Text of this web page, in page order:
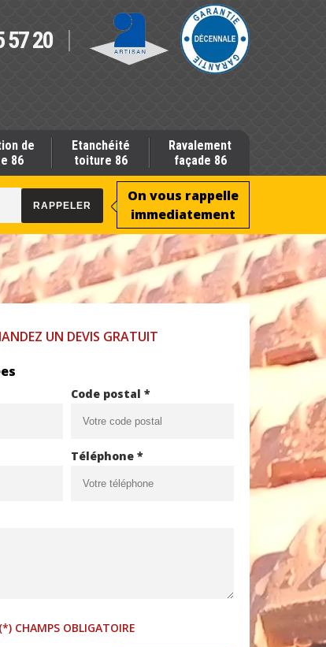
57 20
de
86
Etanchéité
toiture 86
Ravalement
façade 86
On vous rappelle
immediatement
UN DEVIS GRATUIT
Code postal *
Téléphone *
(*) CHAMPS OBLIGATOIRE